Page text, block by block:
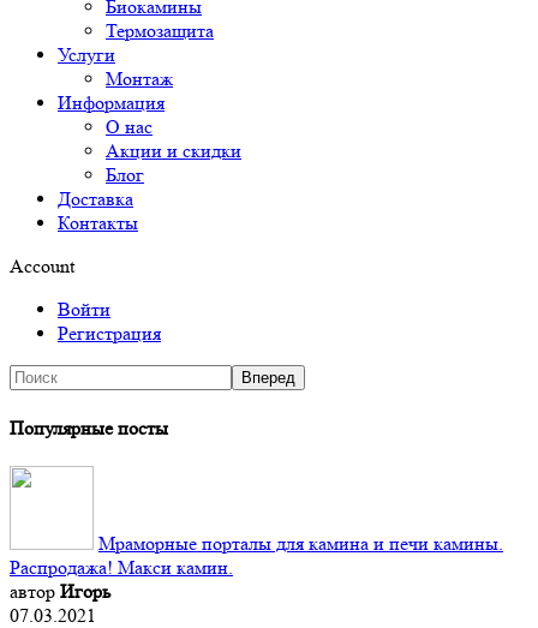
Биокамины
Термозащита
Услуги
Монтаж
Информация
О нас
Акции и скидки
Блог
Доставка
Контакты
Account
Войти
Регистрация
Популярные посты
Мраморные порталы для камина и печи камины.
Распродажа! Макси камин.
автор Игорь
07.03.2021